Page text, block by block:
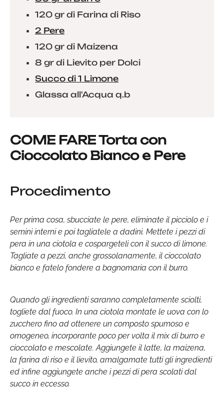
120 gr di Farina di Riso
2 Pere
120 gr di Maizena
8 gr di Lievito per Dolci
Succo di 1 Limone
Glassa all'Acqua q.b
COME FARE Torta con
Cioccolato Bianco e Pere
Procedimento
Per prima cosa, sbucciate le pere, eliminate il picciolo e i
semini interni e poi tagliatele a dadini. Mettete i pezzi di
pera in una ciotola e cospargeteli con il succo di limone.
Tagliate a pezzi, anche grossolanamente, il cioccolato
bianco e fatelo fondere a bagnomaria con il burro.
Quando gli ingredienti saranno completamente sciolti,
togliete dal fuoco. In una ciotola montate le uova con lo
zucchero fino ad ottenere un composto spumoso e
omogeneo, incorporante poco per volta il mix di burro e
cioccolato e mescolate. Aggiungete il latte, la maizena,
la farina di riso e il lievito, amalgamate tutti gli ingredienti
ed infine aggiungete anche i pezzi di pera scolati dal
succo in eccesso.